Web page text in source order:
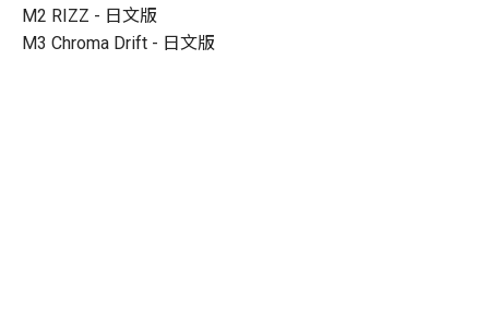
M2 RIZZ - 日文版
M3 Chroma Drift - 日文版